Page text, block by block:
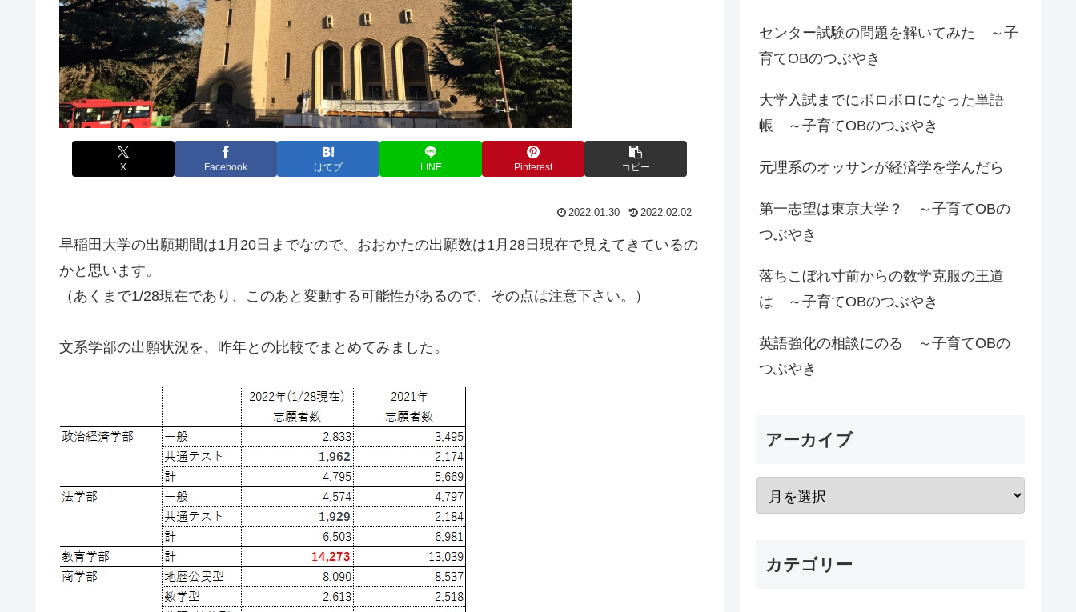
X Facebook はてブ LINE Pinterest コピー
2022.01.30 2022.02.02
早稲田大学の出願期間は1月20日までなので、おおかたの出願数は1月28日現在で見えてきているの
かと思います。
（あくまで1/28現在であり、このあと変動する可能性があるので、その点は注意下さい。）
文系学部の出願状況を、昨年との比較でまとめてみました。
センター試験の問題を解いてみた ～子
育てOBのつぶやき
大学入試までにボロボロになった単語
帳 ～子育てOBのつぶやき
元理系のオッサンが経済学を学んだら
第一志望は東京大学？ ～子育てOBの
つぶやき
落ちこぼれ寸前からの数学克服の王道
は ～子育てOBのつぶやき
英語強化の相談にのる ～子育てOBの
つぶやき
アーカイブ
カテゴリー